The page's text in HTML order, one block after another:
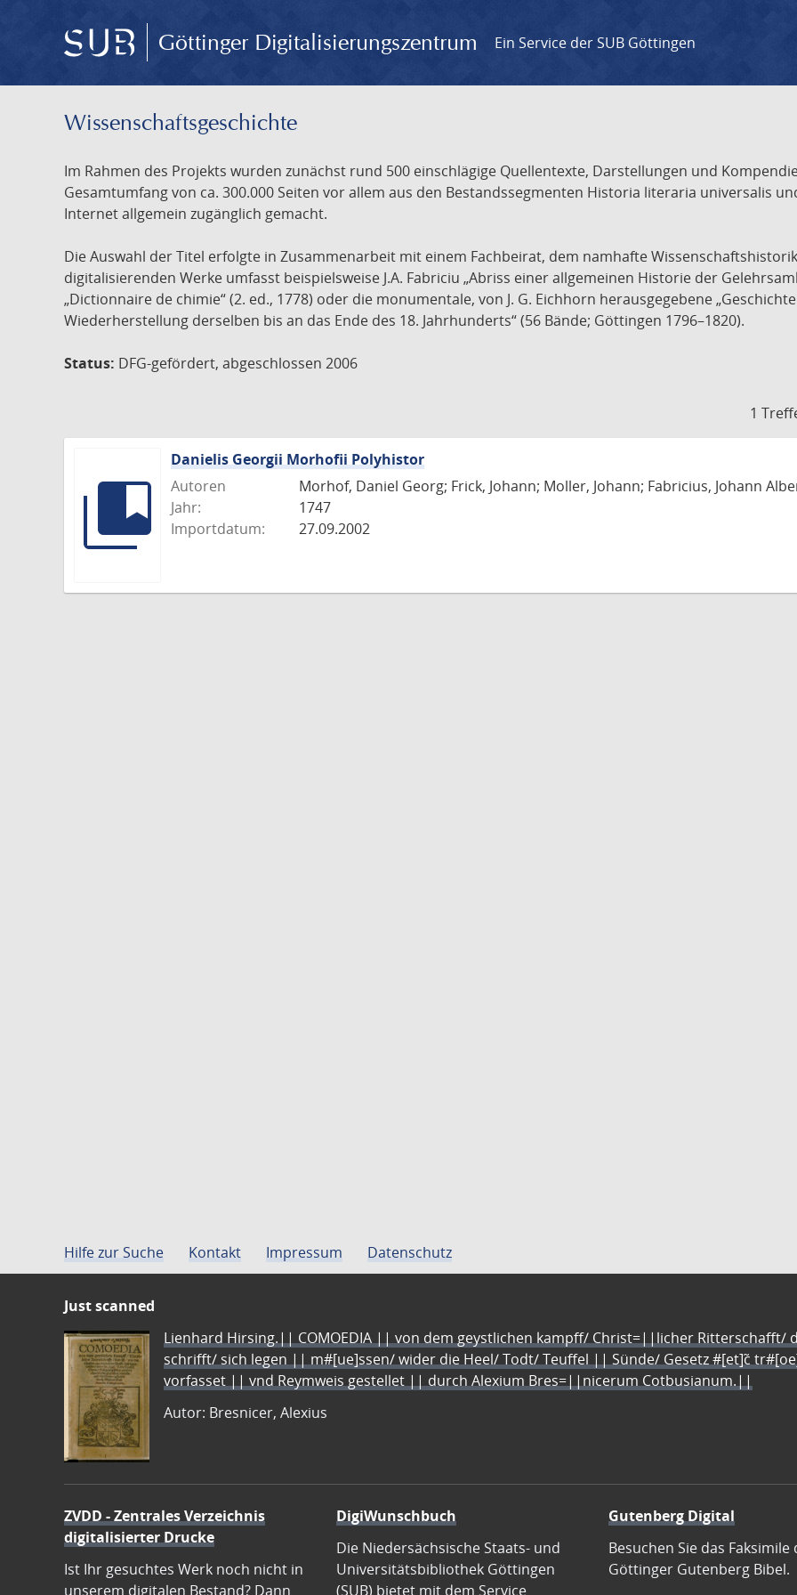
Göttinger Digitalisierungszentrum Ein Service der SUB Göttingen
Wissenschafts­geschichte
Im Rahmen des Projekts wurden zunächst rund 500 einschlägige Quellentexte, Darstellungen und
Gesamtumfang von ca. 300.000 Seiten vor allem aus den Bestandssegmenten Historia literaria universalis
Internet allgemein zugänglich gemacht.
Die Auswahl der Titel erfolgte in Zusammenarbeit mit einem Fachbeirat, dem namhafte
digitalisierenden Werke umfasst beispielsweise J.A. Fabriciu „Abriss einer allgemeinen Historie der
„Dictionnaire de chimie“ (2. ed., 1778) oder die monumentale, von J. G. Eichhorn herausgegebene
Wiederherstellung derselben bis an das Ende des 18. Jahrhunderts“ (56 Bände; Göttingen 1796–1820).
Status: DFG-gefördert, abgeschlossen 2006
1
Danielis Georgii Morhofii Polyhistor
Autoren
Morhof, Daniel Georg; Frick, Johann; Moller, Johann; Fabricius, Johann
Jahr:
1747
Importdatum:
27.09.2002
Hilfe zur Suche Kontakt Impressum Datenschutz
Just scanned
Lienhard Hirsing.|| COMOEDIA || von dem geystlichen kampff/ Christ=||licher Ritterschafft/
schrifft/ sich legen || m#[ue]ssen/ wider die Heel/ Todt/ Teuffel || Sünde/ Gesetz #[et]c̃
vorfasset || vnd Reymweis gestellet || durch Alexium Bres=||nicerum Cotbusianum.||
Autor: Bresnicer, Alexius
ZVDD - Zentrales Verzeichnis
digitalisierter Drucke
Ist Ihr gesuchtes Werk noch nicht in
unserem digitalen Bestand? Dann
DigiWunschbuch
Die Niedersächsische Staats- und
Universitätsbibliothek Göttingen
(SUB) bietet mit dem Service
Gutenberg Digital
Besuchen Sie das Faksimile
Göttinger Gutenberg Bibel.